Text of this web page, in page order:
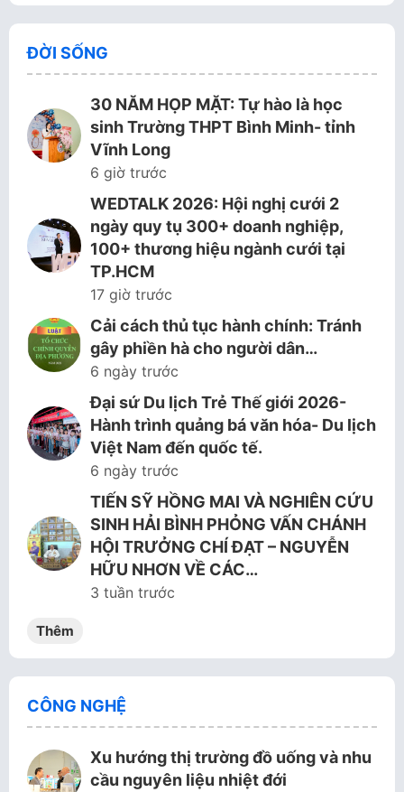
ĐỜI SỐNG
30 NĂM HỌP MẶT: Tự hào là học
sinh Trường THPT Bình Minh- tỉnh
Vĩnh Long
6 giờ trước
WEDTALK 2026: Hội nghị cưới 2
ngày quy tụ 300+ doanh nghiệp,
100+ thương hiệu ngành cưới tại
TP.HCM
17 giờ trước
Cải cách thủ tục hành chính: Tránh
gây phiền hà cho người dân…
6 ngày trước
Đại sứ Du lịch Trẻ Thế giới 2026-
Hành trình quảng bá văn hóa- Du lịch
Việt Nam đến quốc tế.
6 ngày trước
TIẾN SỸ HỒNG MAI VÀ NGHIÊN CỨU
SINH HẢI BÌNH PHỎNG VẤN CHÁNH
HỘI TRƯỞNG CHÍ ĐẠT – NGUYỄN
HỮU NHƠN VỀ CÁC…
3 tuần trước
Thêm
CÔNG NGHỆ
Xu hướng thị trường đồ uống và nhu
cầu nguyên liệu nhiệt đới